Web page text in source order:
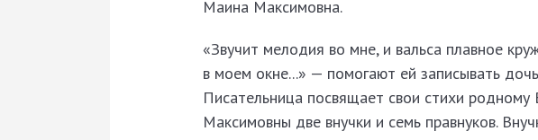
Маина Максимовна.
«Звучит мелодия во мне, и вальса плавное
в моем окне...» — помогают ей записывать
Писательница посвящает свои стихи
Максимовны две внучки и семь правнуков.